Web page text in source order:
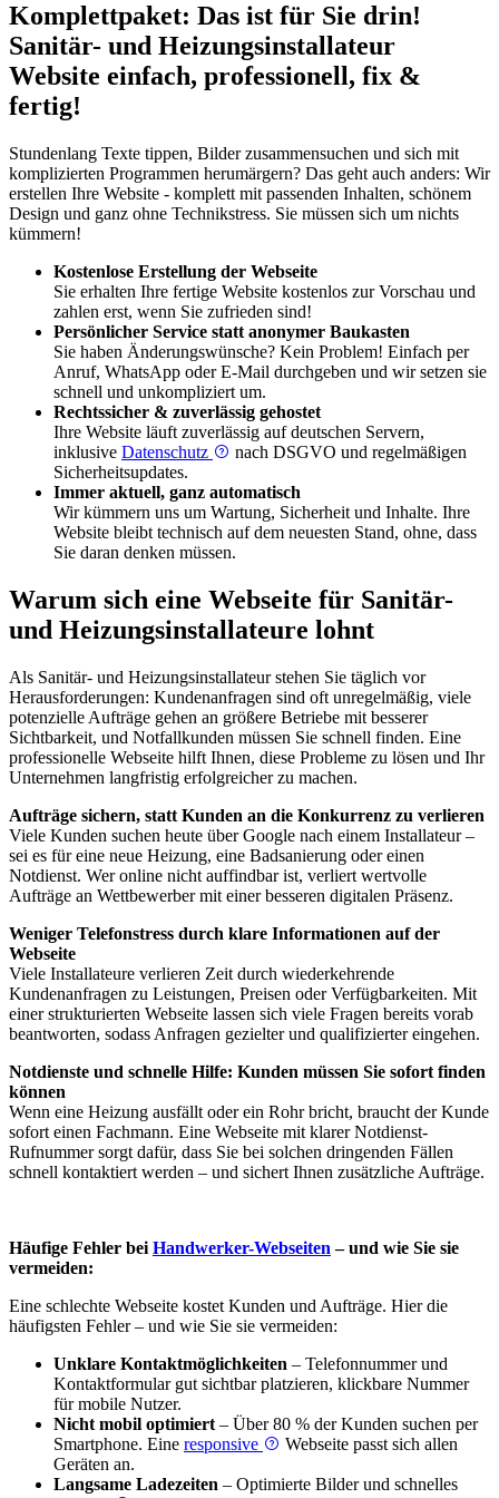
Komplettpaket: Das ist für Sie drin!
Sanitär- und Heizungs­installateur
Website einfach, professionell, fix &
fertig!
Stundenlang Texte tippen, Bilder zusammensuchen und sich mit
komplizierten Programmen herumärgern? Das geht auch anders: Wir
erstellen Ihre Website - komplett mit passenden Inhalten, schönem
Design und ganz ohne Technikstress. Sie müssen sich um nichts
kümmern!
Kostenlose Erstellung der Webseite
Sie erhalten Ihre fertige Website kostenlos zur Vorschau und
zahlen erst, wenn Sie zufrieden sind!
Persönlicher Service statt anonymer Baukasten
Sie haben Änderungswünsche? Kein Problem! Einfach per
Anruf, WhatsApp oder E-Mail durchgeben und wir setzen sie
schnell und unkompliziert um.
Rechtssicher & zuverlässig gehostet
Ihre Website läuft zuverlässig auf deutschen Servern,
inklusive Datenschutz
nach DSGVO und regelmäßigen
Sicherheitsupdates.
Immer aktuell, ganz automatisch
Wir kümmern uns um Wartung, Sicherheit und Inhalte. Ihre
Website bleibt technisch auf dem neuesten Stand, ohne, dass
Sie daran denken müssen.
Warum sich eine Webseite für Sanitär-
und Heizungsinstallateure lohnt
Als Sanitär- und Heizungsinstallateur stehen Sie täglich vor
Herausforderungen: Kundenanfragen sind oft unregelmäßig, viele
potenzielle Aufträge gehen an größere Betriebe mit besserer
Sichtbarkeit, und Notfallkunden müssen Sie schnell finden. Eine
professionelle Webseite hilft Ihnen, diese Probleme zu lösen und Ihr
Unternehmen langfristig erfolgreicher zu machen.
Aufträge sichern, statt Kunden an die Konkurrenz zu verlieren
Viele Kunden suchen heute über Google nach einem Installateur –
sei es für eine neue Heizung, eine Badsanierung oder einen
Notdienst. Wer online nicht auffindbar ist, verliert wertvolle
Aufträge an Wettbewerber mit einer besseren digitalen Präsenz.
Weniger Telefonstress durch klare Informationen auf der
Webseite
Viele Installateure verlieren Zeit durch wiederkehrende
Kundenanfragen zu Leistungen, Preisen oder Verfügbarkeiten. Mit
einer strukturierten Webseite lassen sich viele Fragen bereits vorab
beantworten, sodass Anfragen gezielter und qualifizierter eingehen.
Notdienste und schnelle Hilfe: Kunden müssen Sie sofort finden
können
Wenn eine Heizung ausfällt oder ein Rohr bricht, braucht der Kunde
sofort einen Fachmann. Eine Webseite mit klarer Notdienst-
Rufnummer sorgt dafür, dass Sie bei solchen dringenden Fällen
schnell kontaktiert werden – und sichert Ihnen zusätzliche Aufträge.
Häufige Fehler bei Handwerker-Webseiten – und wie Sie sie
vermeiden:
Eine schlechte Webseite kostet Kunden und Aufträge. Hier die
häufigsten Fehler – und wie Sie sie vermeiden:
Unklare Kontaktmöglichkeiten – Telefonnummer und
Kontaktformular gut sichtbar platzieren, klickbare Nummer
für mobile Nutzer.
Nicht mobil optimiert – Über 80 % der Kunden suchen per
Smartphone. Eine responsive
Webseite passt sich allen
Geräten an.
Langsame Ladezeiten – Optimierte Bilder und schnelles